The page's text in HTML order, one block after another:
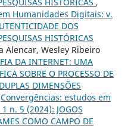
Humanidades Digitais: v.
DOS
HISTÓRICAS
Alencar, Wesley Ribeiro
DA INTERNET: UMA
SOBRE O PROCESSO DE
DIMENSÕES
Convergências: estudos em
n. 5 (2024): JOGOS
COMO CAMPO DE